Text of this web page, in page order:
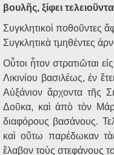
βουλῆς, ξίφει
Συγκλητικοὶ ποθοῦντες
Συγκλητικὰ τμηθέντες
Οὗτοι ἦτον στρατιῶται
Λικινίου βασιλέως, ἐν
Αὐξάνιον ἄρχοντα τῆς
Δοῦκα, καὶ ἀπὸ τὸν
διαφόρους βασάνους.
καὶ οὕτω παρέδωκαν
ἔλαβον τοὺς στεφάνους